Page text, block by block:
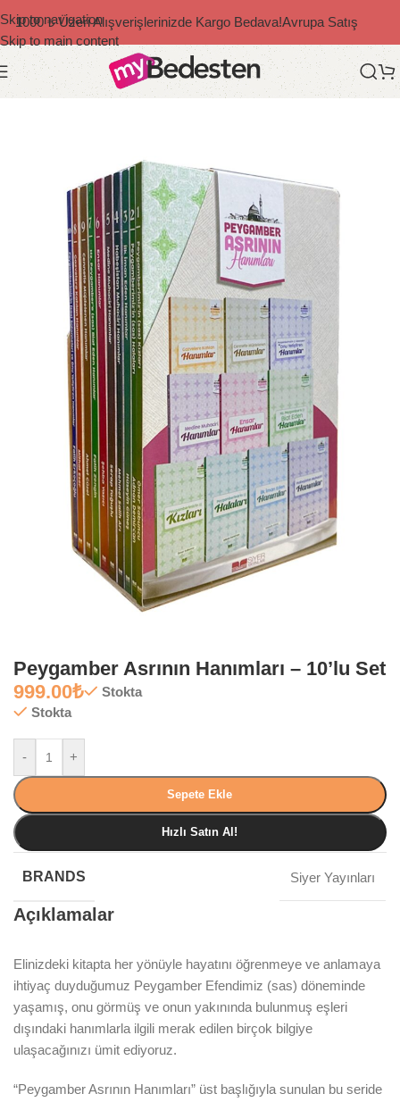
Skip to navigation
Skip to main content
1000 ₺ Üzeri Alışverişlerinizde Kargo Bedava!Avrupa Satış
Ana Sayfa Diğer Yazarlar
Peygamber Asrının Hanımları – 10’lu Set
999.00₺
Stokta
Stokta
- +
Sepete Ekle
Hızlı Satın Al!
BRANDS Siyer Yayınları
Açıklamalar
Elinizdeki kitapta her yönüyle hayatını öğrenmeye ve anlamaya
ihtiyaç duyduğumuz Peygamber Efendimiz (sas) döneminde
yaşamış, onu görmüş ve onun yakınında bulunmuş eşleri
dışındaki hanımlarla ilgili merak edilen birçok bilgiye
ulaşacağınızı ümit ediyoruz.
“Peygamber Asrının Hanımları” üst başlığıyla sunulan bu seride